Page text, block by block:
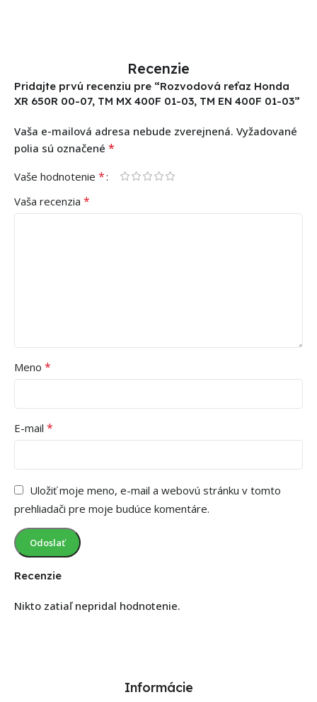
Recenzie
Recenzie
Nikto zatiaľ nepridal hodnotenie.
Pridajte prvú recenziu pre “Rozvodová reťaz Honda
XR 650R 00-07, TM MX 400F 01-03, TM EN 400F 01-03”
Vaša e-mailová adresa nebude zverejnená. Vyžadované
polia sú označené *
Vaše hodnotenie *
Vaša recenzia *
Meno *
E-mail *
Uložiť moje meno, e-mail a webovú stránku v tomto
prehliadači pre moje budúce komentáre.
Informácie